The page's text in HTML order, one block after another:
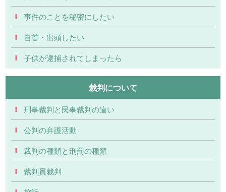
事件のことを秘密にしたい
自首・出頭したい
子供が逮捕されてしまったら
裁判について
刑事裁判と民事裁判の違い
公判の弁護活動
裁判の種類と刑罰の種類
裁判員裁判